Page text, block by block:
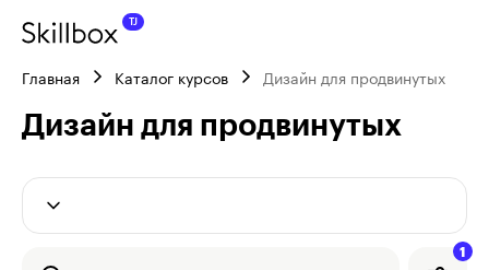
Главная Каталог курсов Дизайн для продвинутых
Дизайн для продвинутых
1